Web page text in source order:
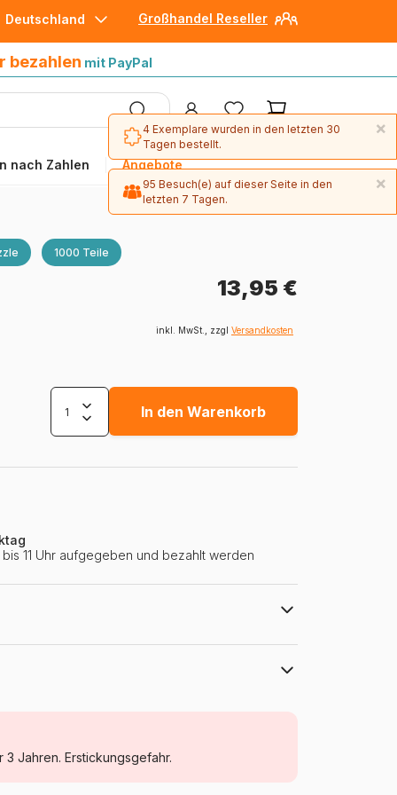
Großhandel Reseller
Deutschland
bezahlen mit PayPal
nach Zahlen Angebote
1000 Teile
13,95 €
inkl. MwSt., zzgl Versandkosten
In den Warenkorb
11 Uhr aufgegeben und bezahlt werden
Puzzle für Erwachsene (500 bis 48000
Jahren. Erstickungsgefahr.
×
4 Exemplare wurden in den letzten 30
Tagen bestellt.
×
95 Besuch(e) auf dieser Seite in den
letzten 7 Tagen.